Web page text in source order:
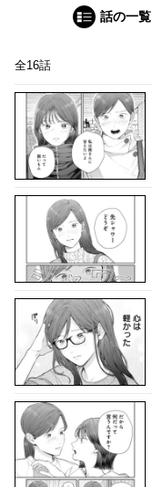
話の一覧
全16話